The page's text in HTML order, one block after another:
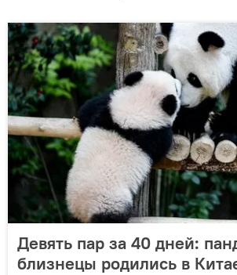
Девять пар за 40 дней:
близнецы родились в